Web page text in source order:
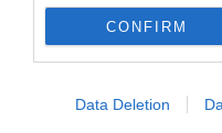
CONFIRM
Data Deletion